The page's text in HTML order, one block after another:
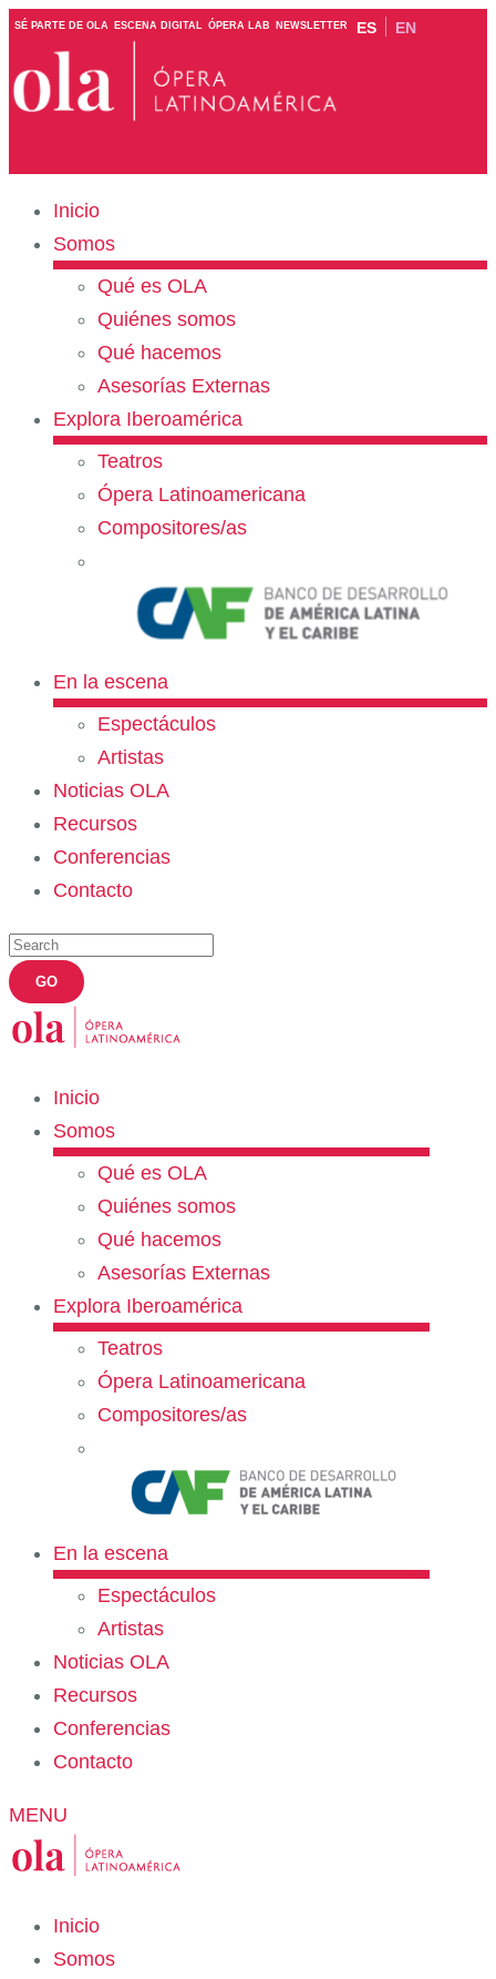
SÉ PARTE DE OLA ESCENA DIGITAL ÓPERA LAB NEWSLETTER ES EN
Inicio
Somos
Qué es OLA
Quiénes somos
Qué hacemos
Asesorías Externas
Explora Iberoamérica
Teatros
Ópera Latinoamericana
Compositores/as
En la escena
Espectáculos
Artistas
Noticias OLA
Recursos
Conferencias
Contacto
Inicio
Somos
Qué es OLA
Quiénes somos
Qué hacemos
Asesorías Externas
Explora Iberoamérica
Teatros
Ópera Latinoamericana
Compositores/as
En la escena
Espectáculos
Artistas
Noticias OLA
Recursos
Conferencias
Contacto
MENU
Inicio
Somos